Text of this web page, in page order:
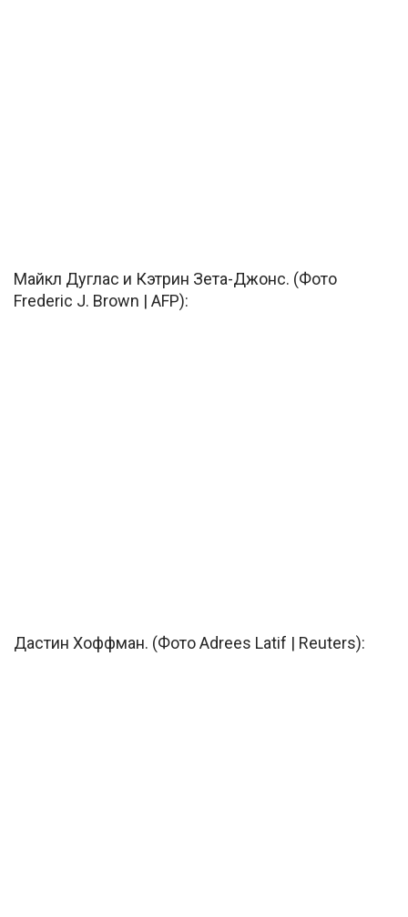
Майкл Дуглас и Кэтрин Зета-Джонс. (Фото
Frederic J. Brown | AFP):
Дастин Хоффман. (Фото Adrees Latif | Reuters):